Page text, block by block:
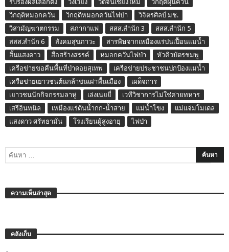
รับรองผลเลือกตั้ง
วังเวียง วัดจีนเชียงใหม่
วิกฤติฝุ่นควัน
วิกฤติหมอกควัน
วิกฤติหมอกควันไฟป่า
วิจิตรศิลป์ มช.
วิสามัญฆาตกรรม
สภากาแฟ สสส.สำนัก 3
สสส.สำนัก 5
สสส.สำนัก 6
สังคมสุขภาวะ
สารพิษจากเหมืองแร่ปนเปื้อนแม่น้ำ
สิ้นแสงดาว
สื่อสร้างสรรค์ หมอกควันไฟป่า
หัวคิวบัตรชมพู
เครือข่ายขอคืนพื้นที่ป่าดอยสุเทพ
เครือข่ายประชาชนปกป้องแม่น้ำ
เครือข่ายเยาวชนต้นกล้าชนเผ่าพื้นเมือง
เผด็จการ
เยาวชนนักกิจกรรมลาหู่
เล่งเน่ยยี่
เวทีวิชาการไม่ใช่ค่ายทหาร
เสรีอินทนิล
เหมืองแร่ต้นน้ำกก-น้ำสาย แม่น้ำโขง
แม่แจ่มโมเดล
แสงดาว ศรัทธามั่น
โรงเรียนผู้สูงอายุ ไฟป่า
ความเห็นล่าสุด
คลังเก็บ